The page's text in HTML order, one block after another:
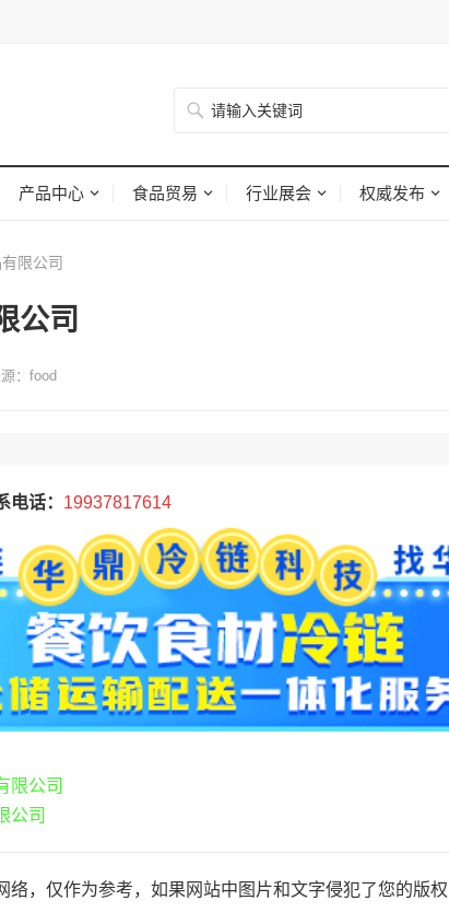
产品中心 食品贸易 行业展会 权威发布
限公司
公司
：food
话： 19937817614
限公司
公司
，仅作为参考，如果网站中图片和文字侵犯了您的版权